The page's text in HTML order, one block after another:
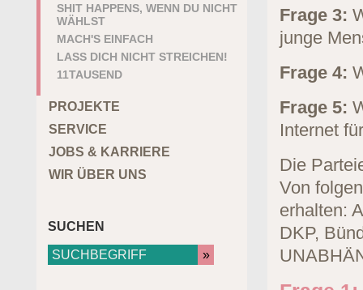
SHIT HAPPENS, WENN DU NICHT
WÄHLST
MACH'S EINFACH
LASS DICH NICHT STREICHEN!
11TAUSEND
PROJEKTE
SERVICE
JOBS & KARRIERE
WIR ÜBER UNS
SUCHEN
Frage 3:
junge
Frage 4:
Frage 5:
Internet
Die
Von
erhalten:
DKP,